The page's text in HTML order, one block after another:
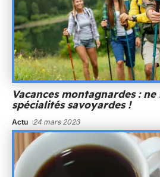
Vacances montagnardes : ne
spécialités savoyardes !
Actu 24 mars 2023